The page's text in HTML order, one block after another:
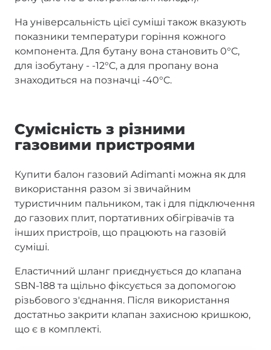
На універсальність цієї суміші також вказують
показники температури горіння кожного
компонента. Для бутану вона становить 0°C,
для ізобутану - -12°C, а для пропану вона
знаходиться на позначці -40°C.
Сумісність з різними
газовими пристроями
Купити балон газовий Adimanti можна як для
використання разом зі звичайним
туристичним пальником, так і для підключення
до газових плит, портативних обігрівачів та
інших пристроїв, що працюють на газовій
суміші.
Еластичний шланг приєднується до клапана
SBN-188 та щільно фіксується за допомогою
різьбового з'єднання. Після використання
достатньо закрити клапан захисною кришкою,
що є в комплекті.